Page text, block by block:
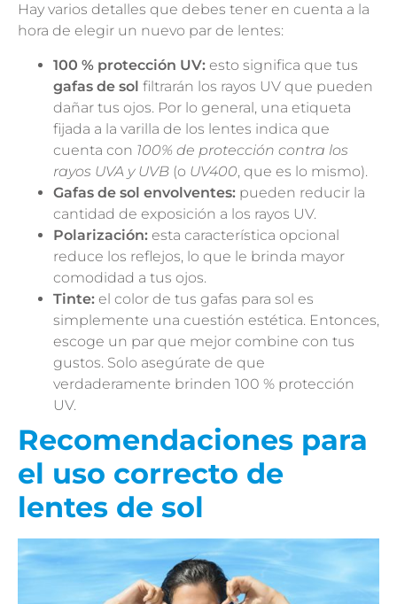
Hay varios detalles que debes tener en cuenta a la
hora de elegir un nuevo par de lentes:
100 % protección UV: esto significa que tus
gafas de sol filtrarán los rayos UV que pueden
dañar tus ojos. Por lo general, una etiqueta
fijada a la varilla de los lentes indica que
cuenta con 100% de protección contra los
rayos UVA y UVB (o UV400, que es lo mismo).
Gafas de sol envolventes: pueden reducir la
cantidad de exposición a los rayos UV.
Polarización: esta característica opcional
reduce los reflejos, lo que le brinda mayor
comodidad a tus ojos.
Tinte: el color de tus gafas para sol es
simplemente una cuestión estética. Entonces,
escoge un par que mejor combine con tus
gustos. Solo asegúrate de que
verdaderamente brinden 100 % protección
UV.
Recomendaciones para
el uso correcto de
lentes de sol